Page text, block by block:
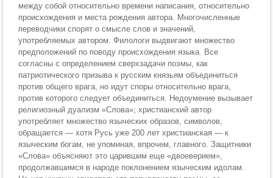
между собой относительно времени написания, относительно
происхождения и места рождения автора. Многочисленные
переводчики спорят о смысле слов и значений,
употребляемых автором. Филологи выдвигают множество
предположений по поводу происхождения языка. Все
согласны с определением сверхзадачи поэмы, как
патриотического призыва к русским князьям объединиться
против общего врага, но идут споры относительно врага,
против которого следует объединиться. Недоумение вызывает
религиозный дуализм «Слова»; христианский автор
употребляет множество языческих образов, символов,
обращается — хотя Русь уже 200 лет христианская — к
языческим богам, не упоминая, впрочем, главного. Защитники
«Слова» объясняют это царившим еще «двоеверием»,
продолжавшимся в народе поклонением языческим идолам.